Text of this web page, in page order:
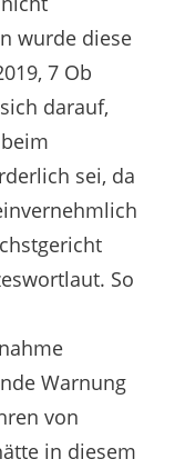
wurde diese
7 Ob
darauf,
sei, da
So
Warnung
von
in diesem